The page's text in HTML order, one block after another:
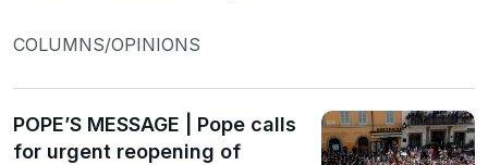
COLUMNS/OPINIONS
POPE’S MESSAGE | Pope calls
for urgent reopening of